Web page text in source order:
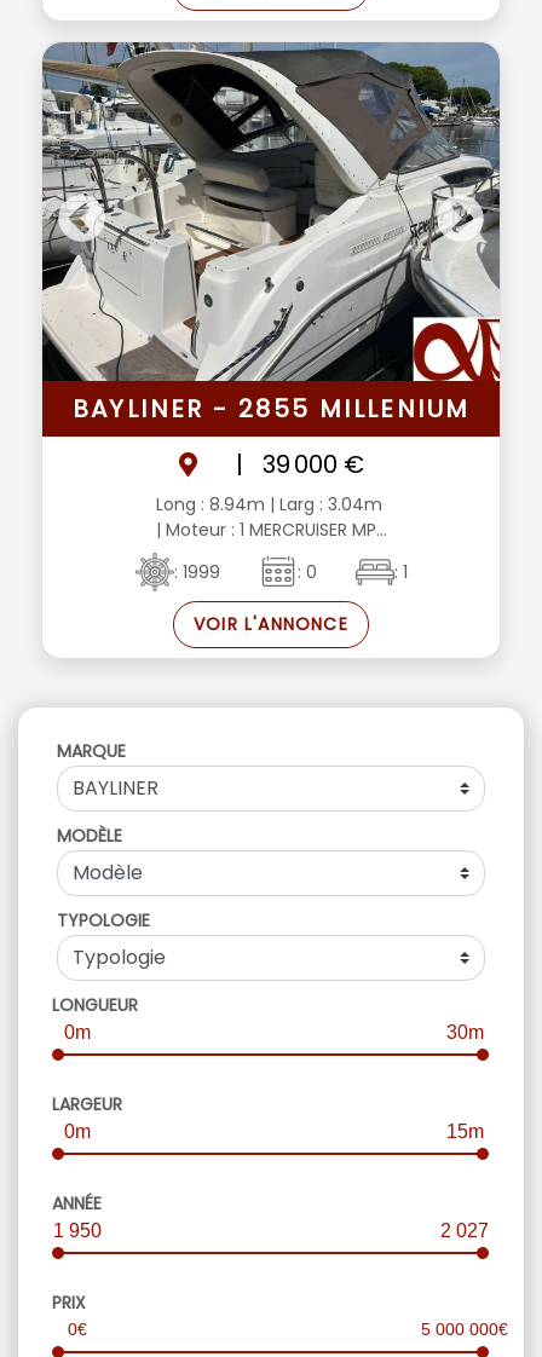
BAYLINER - 2855 MILLENIUM
|
39 000 €
Long : 8.94m | Larg : 3.04m
| Moteur : 1 MERCRUISER MP...
: 1999
: 0 : 1
VOIR L'ANNONCE
MARQUE
MODÈLE
TYPOLOGIE
LONGUEUR
0m 30m
LARGEUR
0m 15m
ANNÉE
1 950 2 027
PRIX
0€ 5 000 000€